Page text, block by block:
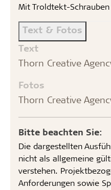
Mit Troldtekt-Schrauben
Text & Fotos
Text
Thorn Creative
Fotos
Thorn Creative
Bitte beachten Sie:
Die dargestellten
nicht als allgemeine
verstehen.
Anforderungen sowie